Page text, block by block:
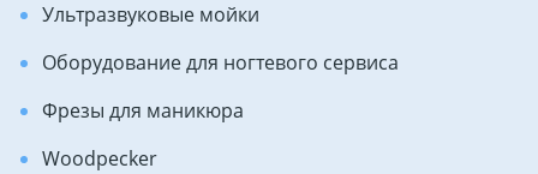
Ультразвуковые мойки
Оборудование для ногтевого сервиса
Фрезы для маникюра
Woodpecker